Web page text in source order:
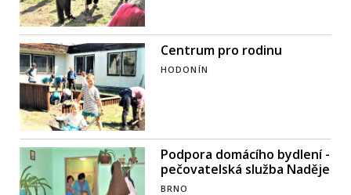
Centrum pro rodinu
HODONÍN
Podpora domácího bydlení -
pečovatelská služba Naděje
BRNO